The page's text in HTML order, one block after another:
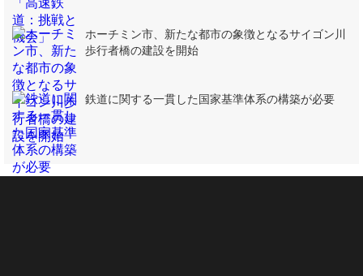
ホーチミン市、新たな都市の象徴となるサイゴン川
歩行者橋の建設を開始
鉄道に関する一貫した国家基準体系の構築が必要